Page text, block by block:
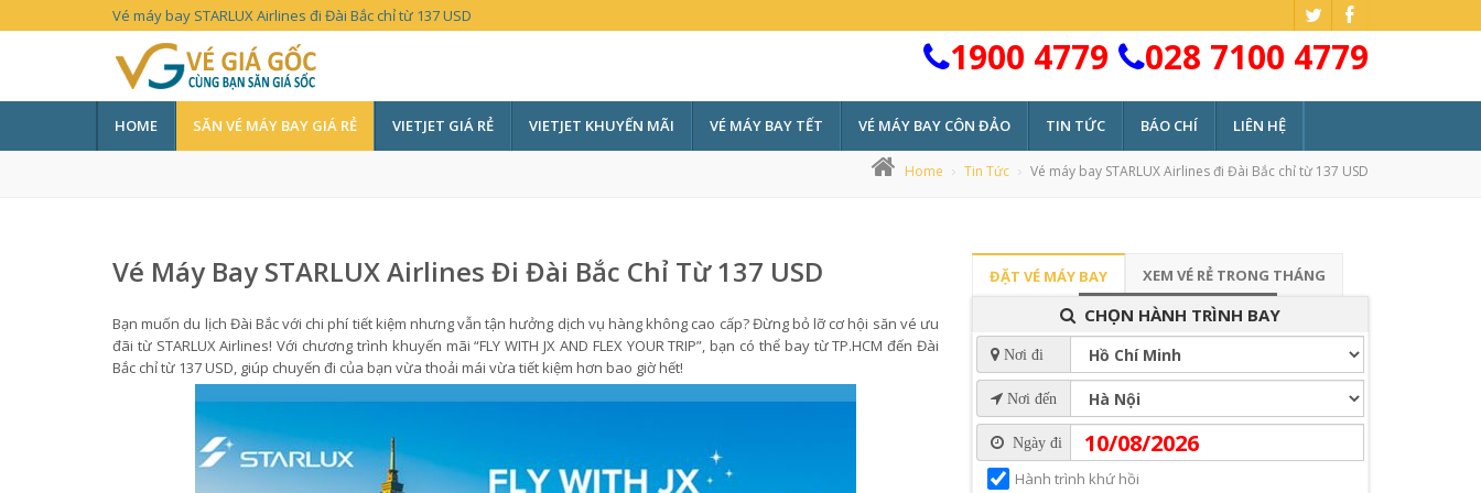
Vé máy bay STARLUX Airlines đi Đài Bắc chỉ từ 137 USD
1900 4779 028 7100 4779
HOME SĂN VÉ MÁY BAY GIÁ RẺ VIETJET GIÁ RẺ VIETJET KHUYẾN MÃI VÉ MÁY BAY TẾT VÉ MÁY BAY CÔN ĐẢO TIN TỨC BÁO CHÍ LIÊN HỆ
Home Tin Tức Vé máy bay STARLUX Airlines đi Đài Bắc chỉ từ 137 USD
Vé Máy Bay STARLUX Airlines Đi Đài Bắc Chỉ Từ 137 USD
Bạn muốn du lịch Đài Bắc với chi phí tiết kiệm nhưng vẫn tận hưởng dịch vụ hàng không cao cấp? Đừng bỏ lỡ cơ hội săn vé ưu
đãi từ STARLUX Airlines! Với chương trình khuyến mãi “FLY WITH JX AND FLEX YOUR TRIP”, bạn có thể bay từ TP.HCM đến Đài
Bắc chỉ từ 137 USD, giúp chuyến đi của bạn vừa thoải mái vừa tiết kiệm hơn bao giờ hết!
ĐẶT VÉ MÁY BAY XEM VÉ RẺ TRONG THÁNG
CHỌN HÀNH TRÌNH BAY
Nơi đi
Nơi đến
Ngày đi
Hành trình khứ hồi